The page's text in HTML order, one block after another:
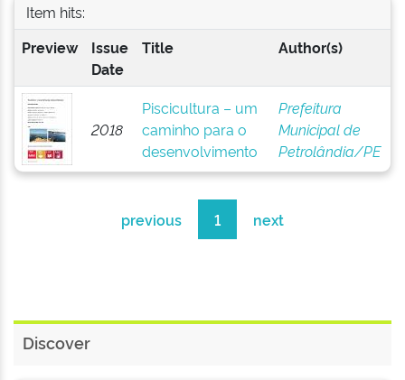
Item hits:
Preview
Issue
Date
Title Author(s)
2018
Piscicultura – um
caminho para o
desenvolvimento
Prefeitura
Municipal de
Petrolândia/PE
previous 1 next
Discover